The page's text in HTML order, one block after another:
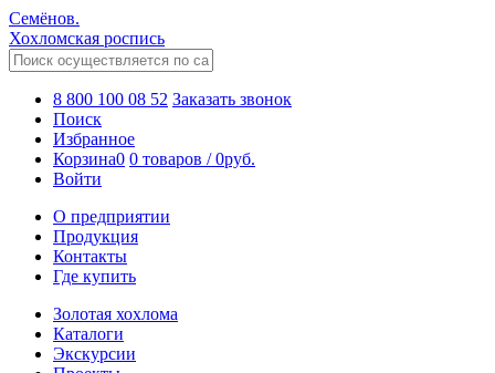
Семёнов.
Хохломская роспись
8 800 100 08 52 Заказать звонок
Поиск
Избранное
Корзина0 0 товаров /0руб.
Войти
О предприятии
Продукция
Контакты
Где купить
Золотая хохлома
Каталоги
Экскурсии